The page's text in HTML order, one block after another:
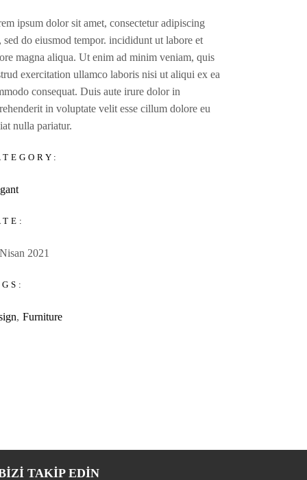
ipsum dolor sit amet, consectetur adipiscing
sed do eiusmod tempor. incididunt ut labore et
magna aliqua. Ut enim ad minim veniam, quis
exercitation ullamco laboris nisi ut aliqui ex ea
consequat. Duis aute irure dolor in
in voluptate velit esse cillum dolore eu
nulla pariatur.
2021
Furniture
TAKIP EDİN